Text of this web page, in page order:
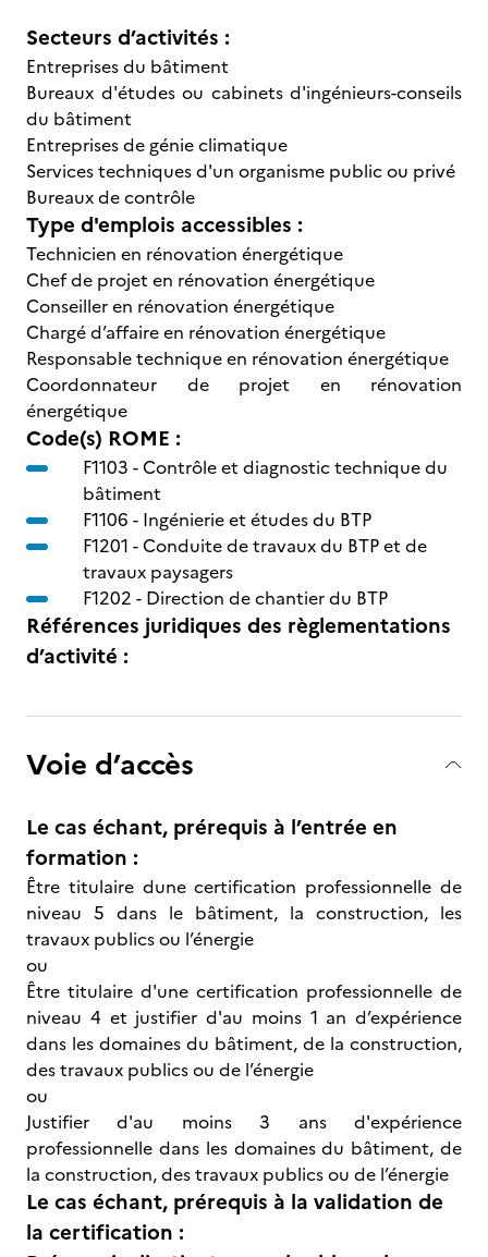
Secteurs d’activités :
Entreprises du bâtiment
Bureaux d'études ou cabinets d'ingénieurs-conseils
du bâtiment
Entreprises de génie climatique
Services techniques d'un organisme public ou privé
Bureaux de contrôle
Type d'emplois accessibles :
Technicien en rénovation énergétique
Chef de projet en rénovation énergétique
Conseiller en rénovation énergétique
Chargé d’affaire en rénovation énergétique
Responsable technique en rénovation énergétique
Coordonnateur de projet en rénovation
énergétique
Code(s) ROME :
F1103 -Contrôle et diagnostic technique du
bâtiment
F1106 - Ingénierie et études du BTP
F1201 -Conduite de travaux du BTP et de
travaux paysagers
F1202 - Direction de chantier du BTP
Références juridiques des règlementations
d’activité :
Voie d’accès
Le cas échant, prérequis à l’entrée en
formation :
Être titulaire dune certification professionnelle de
niveau 5 dans le bâtiment, la construction, les
travaux publics ou l’énergie
ou
Être titulaire d'une certification professionnelle de
niveau 4 et justifier d'au moins 1 an d’expérience
dans les domaines du bâtiment, de la construction,
des travaux publics ou de l’énergie
ou
Justifier d'au moins 3 ans d'expérience
professionnelle dans les domaines du bâtiment, de
la construction, des travaux publics ou de l’énergie
Le cas échant, prérequis à la validation de
la certification :